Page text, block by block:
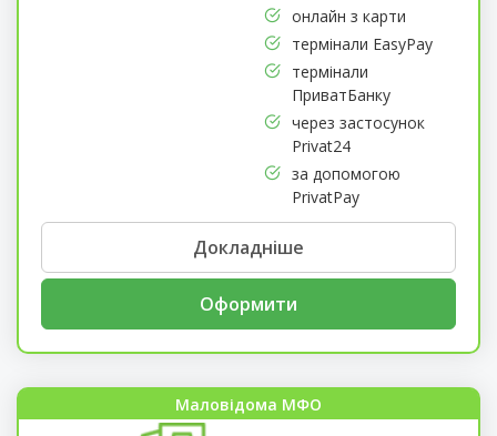
онлайн з карти
термінали EasyPay
термінали
ПриватБанку
через застосунок
Privat24
за допомогою
PrivatPay
Докладніше
Оформити
Маловідома МФО